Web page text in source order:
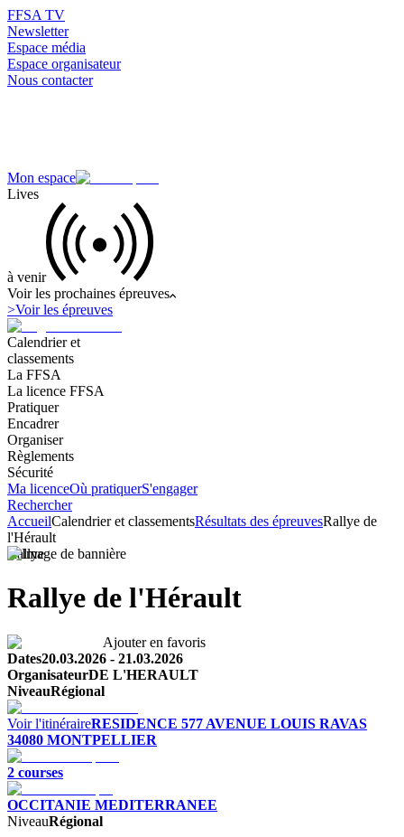
FFSA TV
Newsletter
Espace média
Espace organisateur
Nous contacter
Mon espace
Lives
à venir
Voir les prochaines épreuves
>Voir les épreuves
Calendrier et
classements
La FFSA
La licence FFSA
Pratiquer
Encadrer
Organiser
Règlements
Sécurité
Ma licenceOù pratiquerS'engager
Rechercher
AccueilCalendrier et classementsRésultats des épreuvesRallye de
l'Hérault
Rallye
Rallye de l'Hérault
Ajouter en favoris
Dates20.03.2026 - 21.03.2026
OrganisateurDE L'HERAULT
NiveauRégional
Voir l'itinéraireRESIDENCE 577 AVENUE LOUIS RAVAS
34080 MONTPELLIER
2 courses
OCCITANIE MEDITERRANEE
NiveauRégional